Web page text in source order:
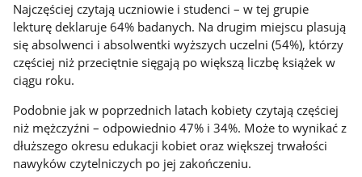
Najczęściej czytają uczniowie i studenci – w tej grupie
lekturę deklaruje 64% badanych. Na drugim miejscu plasują
się absolwenci i absolwentki wyższych uczelni (54%), którzy
częściej niż przeciętnie sięgają po większą liczbę książek w
ciągu roku.
Podobnie jak w poprzednich latach kobiety czytają częściej
niż mężczyźni – odpowiednio 47% i 34%. Może to wynikać z
dłuższego okresu edukacji kobiet oraz większej trwałości
nawyków czytelniczych po jej zakończeniu.